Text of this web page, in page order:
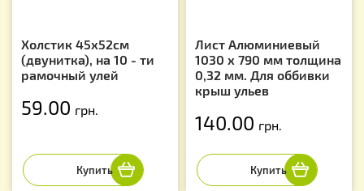
Холстик 45х52см
(двунитка), на 10 - ти
рамочный улей
59.00 грн.
Лист Алюминиевый
1030 х 790 мм толщина
0,32 мм. Для оббивки
крыш ульев
140.00 грн.